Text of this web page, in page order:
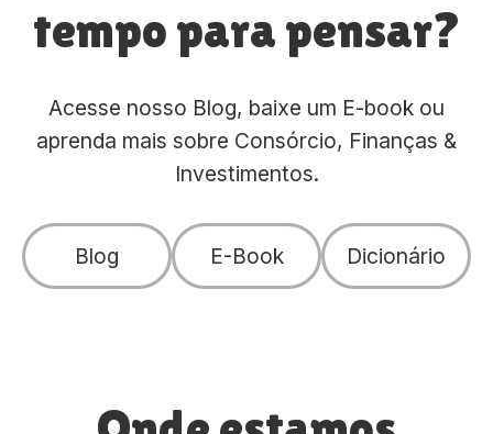
tempo para pensar?
Acesse nosso Blog, baixe um E-book ou
aprenda mais sobre Consórcio, Finanças &
Investimentos.
Blog E-Book Dicionário